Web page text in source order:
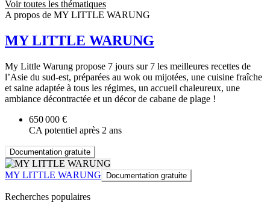
Voir toutes les thématiques
A propos de MY LITTLE WARUNG
MY LITTLE WARUNG
My Little Warung propose 7 jours sur 7 les meilleures recettes de
l’Asie du sud-est, préparées au wok ou mijotées, une cuisine fraîche
et saine adaptée à tous les régimes, un accueil chaleureux, une
ambiance décontractée et un décor de cabane de plage !
650 000 €
CA potentiel après 2 ans
Documentation gratuite
MY LITTLE WARUNG Documentation gratuite
Recherches populaires